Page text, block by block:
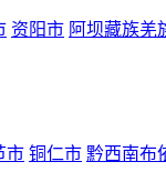
资阳市 阿坝藏族羌
市 铜仁市 黔西南布